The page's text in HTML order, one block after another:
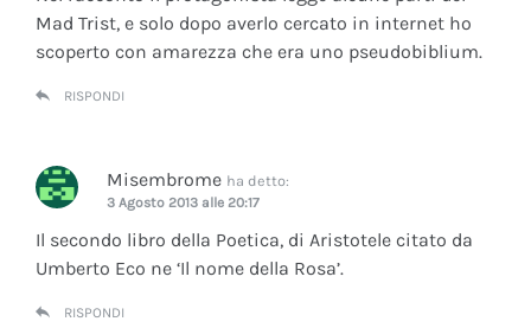
Mad Trist, e solo dopo averlo cercato in internet ho
scoperto con amarezza che era uno pseudobiblium.
RISPONDI
Misembrome ha detto:
3 Agosto 2013 alle 20:17
Il secondo libro della Poetica, di Aristotele citato da
Umberto Eco ne ‘Il nome della Rosa’.
RISPONDI